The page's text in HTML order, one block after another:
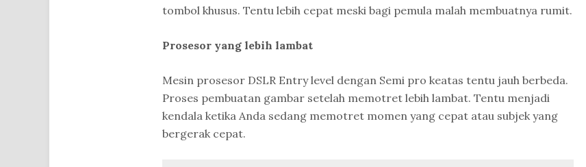
tombol khusus. Tentu lebih cepat meski bagi pemula malah membuatnya rumit.
Prosesor yang lebih lambat
Mesin prosesor DSLR Entry level dengan Semi pro keatas tentu jauh berbeda.
Proses pembuatan gambar setelah memotret lebih lambat. Tentu menjadi
kendala ketika Anda sedang memotret momen yang cepat atau subjek yang
bergerak cepat.